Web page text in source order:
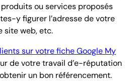
ou services proposés
y figurer l’adresse de votre
site web, etc.
sur votre fiche Google My
de votre travail d’e-réputation
un bon référencement.